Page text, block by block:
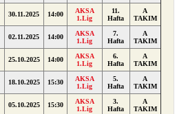
30.11.2025 14:00
AKSA
1.Lig
11.
Hafta
A
TAKIM
02.11.2025 14:00
AKSA
1.Lig
7.
Hafta
A
TAKIM
25.10.2025 14:00
AKSA
1.Lig
6.
Hafta
A
TAKIM
18.10.2025 15:30
AKSA
1.Lig
5.
Hafta
A
TAKIM
05.10.2025 15:30
AKSA
1.Lig
3.
Hafta
A
TAKIM